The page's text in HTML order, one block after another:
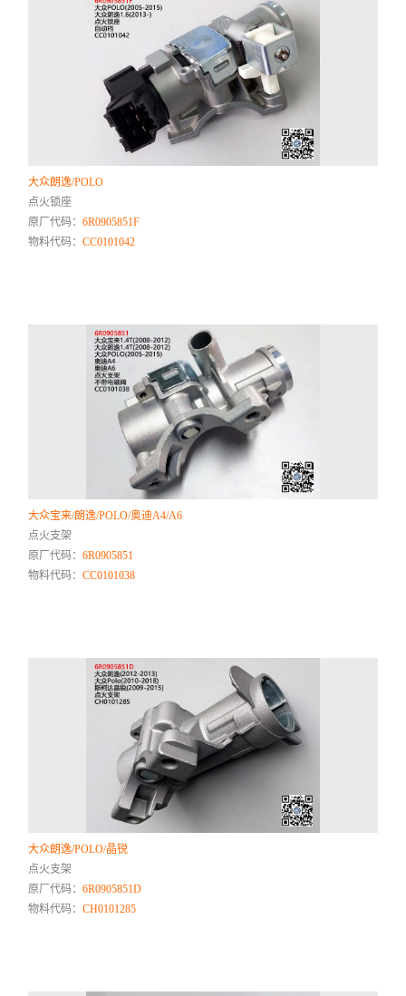
大众朗逸/POLO
点火锁座
原厂代码：6R0905851F
物料代码：CC0101042
大众宝来/朗逸/POLO/奥迪A4/A6
点火支架
原厂代码：6R0905851
物料代码：CC0101038
大众朗逸/POLO/晶锐
点火支架
原厂代码：6R0905851D
物料代码：CH0101285